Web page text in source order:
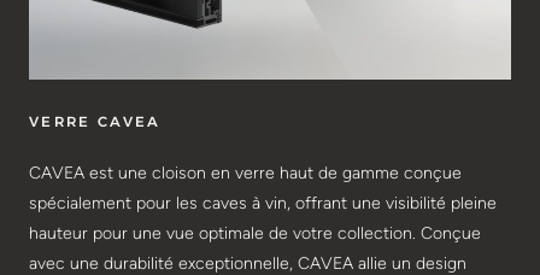
VERRE CAVEA
CAVEA est une cloison en verre haut de gamme conçue
spécialement pour les caves à vin, offrant une visibilité pleine
hauteur pour une vue optimale de votre collection. Conçue
avec une durabilité exceptionnelle, CAVEA allie un design